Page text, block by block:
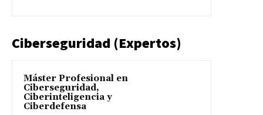
Ciberseguridad (Expertos)
Máster Profesional en
Ciberseguridad,
Ciberinteligencia y
Ciberdefensa